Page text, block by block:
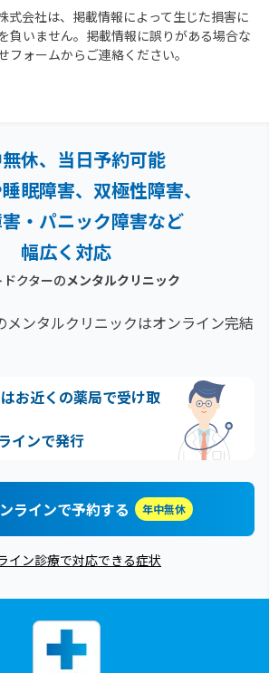
式会社は、掲載情報によって生じた損害に
負いません。掲載情報に誤りがある場合な
フォームからご連絡ください。
休、当日予約可能
眠障害、双極性障害、
・パニック障害など
幅広く対応
クターのメンタルクリニック
メンタルクリニックはオンライン完結
お近くの薬局で受け取
インで発行
ラインで予約する 年中無休
イン診療で対応できる症状